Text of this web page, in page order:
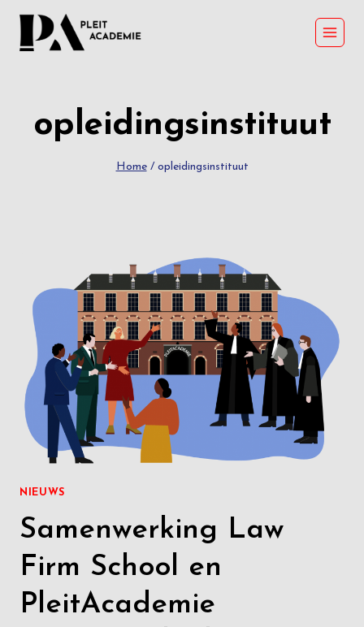
Skip
opleidingsinstituut
Home / opleidingsinstituut
NIEUWS
Samenwerking Law
Firm School en
PleitAcademie